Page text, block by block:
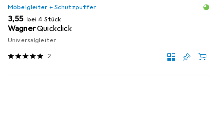
Möbelgleiter + Schutzpuffer
EUR
3,55 bei 4 Stück
WagnerQuickclick
Universalgleiter
2